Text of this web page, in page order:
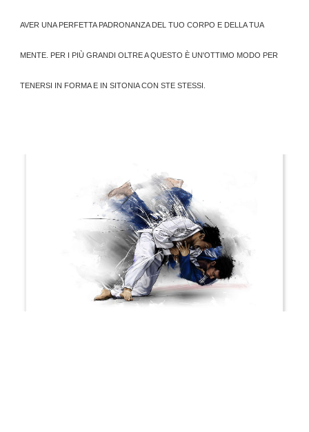
AVER UNA PERFETTA PADRONANZA DEL TUO CORPO E DELLA TUA
MENTE. PER I PIÙ GRANDI OLTRE A QUESTO È UN'OTTIMO MODO PER
TENERSI IN FORMA E IN SITONIA CON STE STESSI.